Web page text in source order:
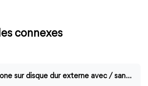
connexes
Sauvegarder iPhone sur disque dur externe avec / sans iTunes sous Windows 11